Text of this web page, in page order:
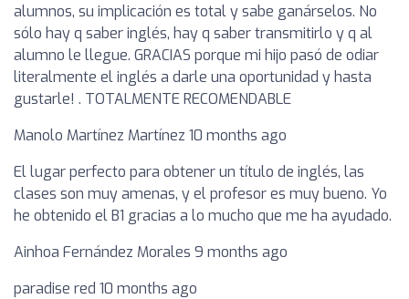
alumnos, su implicación es total y sabe ganárselos. No
sólo hay q saber inglés, hay q saber transmitirlo y q al
alumno le llegue. GRACIAS porque mi hijo pasó de odiar
literalmente el inglés a darle una oportunidad y hasta
gustarle! . TOTALMENTE RECOMENDABLE
Manolo Martínez Martínez 10 months ago
El lugar perfecto para obtener un título de inglés, las
clases son muy amenas, y el profesor es muy bueno. Yo
he obtenido el B1 gracias a lo mucho que me ha ayudado.
Ainhoa Fernández Morales 9 months ago
paradise red 10 months ago